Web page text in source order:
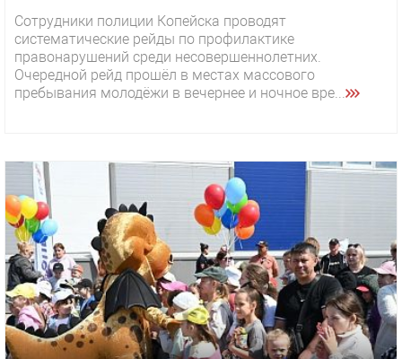
Сотрудники полиции Копейска проводят
систематические рейды по профилактике
правонарушений среди несовершеннолетних.
Очередной рейд прошёл в местах массового
пребывания молодёжи в вечернее и ночное вре...